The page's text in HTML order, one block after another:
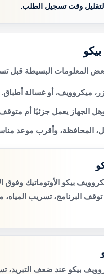
لتقليل وقت تسجيل الطلب.
المعلومات البسيطة قبل
ميكروويف، أو غسالة أطباق.
الجهاز يعمل جزئيًا أم متوقف
المحافظة، وأقرب موعد
بيكو الأوتوماتيك وفوق
البرنامج، تسريب المياه،
بيكو عند ضعف التبريد،